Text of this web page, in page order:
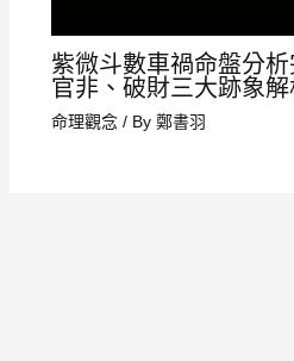
紫微斗數車禍命盤分析
官非、破財三大跡象解
命理觀念/ By 鄭書羽